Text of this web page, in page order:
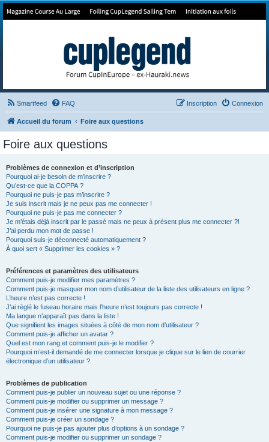
Forum de Cup In Europe
Smartfeed FAQ Connexion
Inscription
Accueil du forum Foire aux questions
Foire aux questions
Problèmes de connexion et d’inscription
Pourquoi ai-je besoin de m’inscrire ?
Qu’est-ce que la COPPA ?
Pourquoi ne puis-je pas m’inscrire ?
Je suis inscrit mais je ne peux pas me connecter !
Pourquoi ne puis-je pas me connecter ?
Je m’étais déjà inscrit par le passé mais ne peux à présent plus me connecter ?!
J’ai perdu mon mot de passe !
Pourquoi suis-je déconnecté automatiquement ?
À quoi sert « Supprimer les cookies » ?
Préférences et paramètres des utilisateurs
Comment puis-je modifier mes paramètres ?
Comment puis-je masquer mon nom d’utilisateur de la liste des utilisateurs en ligne ?
L’heure n’est pas correcte !
J’ai réglé le fuseau horaire mais l’heure n’est toujours pas correcte !
Ma langue n’apparaît pas dans la liste !
Que signifient les images situées à côté de mon nom d’utilisateur ?
Comment puis-je afficher un avatar ?
Quel est mon rang et comment puis-je le modifier ?
Pourquoi m’est-il demandé de me connecter lorsque je clique sur le lien de courrier
électronique d’un utilisateur ?
Problèmes de publication
Comment puis-je publier un nouveau sujet ou une réponse ?
Comment puis-je modifier ou supprimer un message ?
Comment puis-je insérer une signature à mon message ?
Comment puis-je créer un sondage ?
Pourquoi ne puis-je pas ajouter plus d’options à un sondage ?
Comment puis-je modifier ou supprimer un sondage ?